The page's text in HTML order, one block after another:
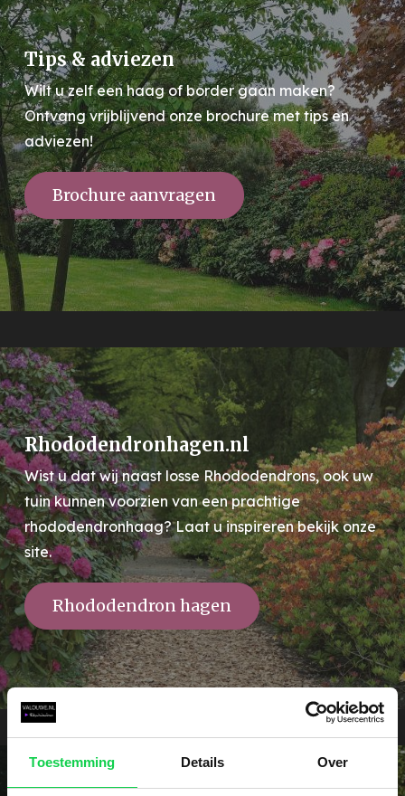
Toestemming Details Over
Tips & adviezen
Wilt u zelf een haag of border gaan maken?
Ontvang vrijblijvend onze brochure met tips en
adviezen!
Brochure aanvragen
Rhododendronhagen.nl
Wist u dat wij naast losse Rhododendrons, ook uw
tuin kunnen voorzien van een prachtige
rhododendronhaag? Laat u inspireren bekijk onze
site.
Rhododendron hagen